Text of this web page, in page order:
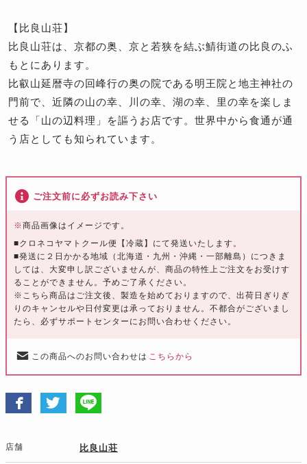
【比良山荘】
比良山荘は、京都の奥、京と若狭を結ぶ鯖街道の比良のふ
もとにあります。
比叡山延暦寺の回峰行の奥の院である明王院と地主神社の
門前で、近隣の山の幸、川の幸、湖の幸、里の幸を楽しま
せる「山の辺料理」を謳うお店です。世界中から食通が通
う店としても知られています。
ご注文前に必ずお読み下さい
※商品画像はイメージです。
■クロネコヤマトクール便【冷蔵】にて発送いたします。
■発送に２日かかる地域（北海道・九州・沖縄・一部離島）につきま
しては、大変申し訳ございませんが、商品の特性上ご注文をお受けす
ることができません。予めご了承ください。
※こちら商品はご注文後、製造を始めておりますので、出荷日ぎりぎ
りのキャンセルや日付変更は承っておりません。不都合がございまし
たら、必ずサポートセンターにお問い合わせください。
この商品へのお問い合わせは こちらから
店舗 比良山荘